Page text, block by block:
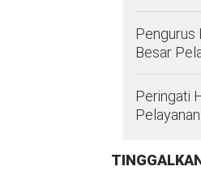
Pengurus
Besar
Peringati